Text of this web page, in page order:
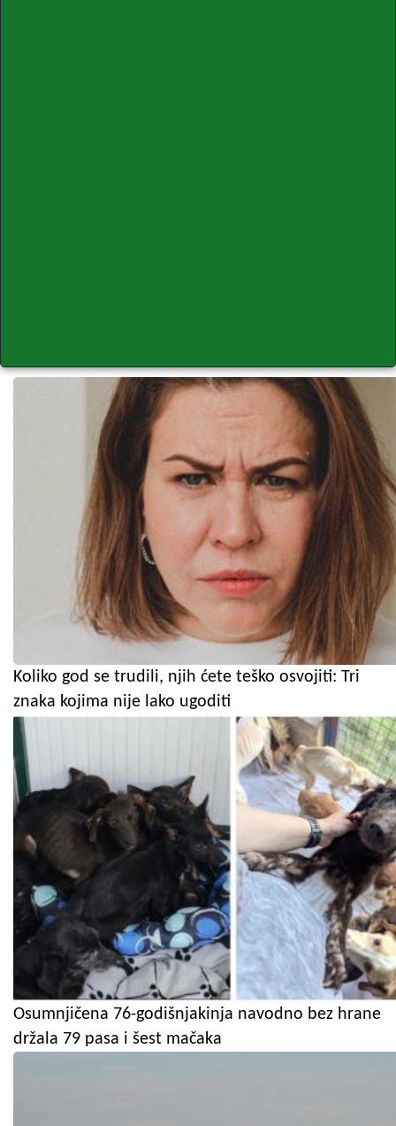
Koliko god se trudili, njih ćete teško osvojiti: Tri
znaka kojima nije lako ugoditi
Osumnjičena 76-godišnjakinja navodno bez hrane
držala 79 pasa i šest mačaka